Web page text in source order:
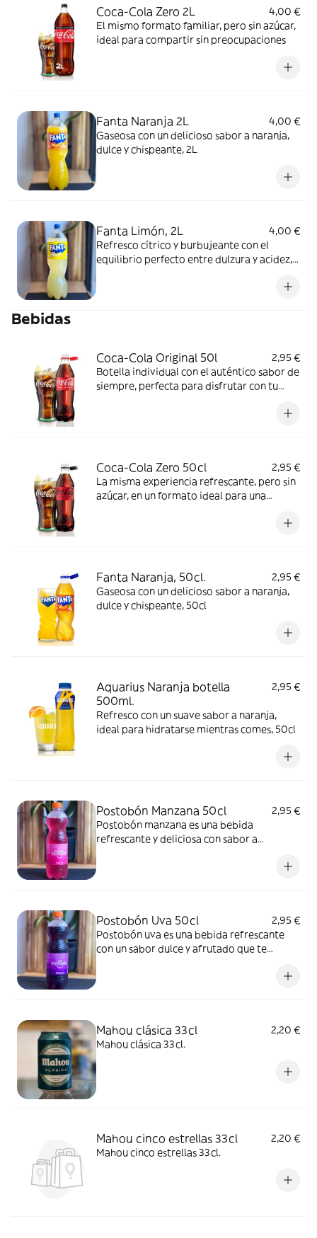
Coca-Cola Zero 2L
4,00 €
El mismo formato familiar, pero sin azúcar,
ideal para compartir sin preocupaciones
Fanta Naranja 2L
4,00 €
Gaseosa con un delicioso sabor a naranja,
dulce y chispeante, 2L
Fanta Limón, 2L
4,00 €
Refresco cítrico y burbujeante con el
equilibrio perfecto entre dulzura y acidez,
Bebidas
Coca-Cola Original 50l
2,95 €
Botella individual con el auténtico sabor de
siempre, perfecta para disfrutar con tu
Coca-Cola Zero 50cl
2,95 €
La misma experiencia refrescante, pero sin
azúcar, en un formato ideal para una
Fanta Naranja, 50cl.
2,95 €
Gaseosa con un delicioso sabor a naranja,
dulce y chispeante, 50cl
Aquarius Naranja botella
500ml.
2,95 €
Refresco con un suave sabor a naranja,
ideal para hidratarse mientras comes, 50cl
Postobón Manzana 50cl
2,95 €
Postobón manzana es una bebida
refrescante y deliciosa con sabor a
Postobón Uva 50cl
2,95 €
Postobón uva es una bebida refrescante
con un sabor dulce y afrutado que te
Mahou clásica 33cl
2,20 €
Mahou clásica 33cl.
Mahou cinco estrellas 33cl
2,20 €
Mahou cinco estrellas 33cl.